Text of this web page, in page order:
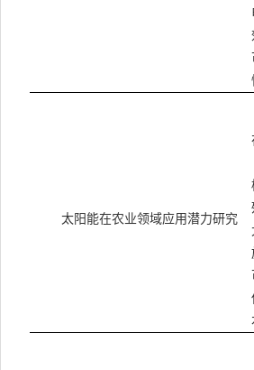
太阳能在农业领域应用潜力研究